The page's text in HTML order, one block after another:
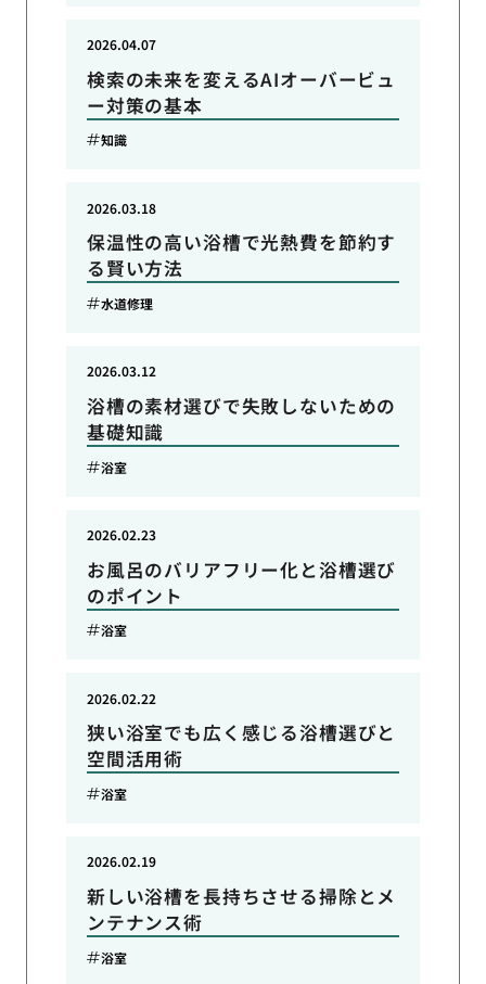
検索の未来を変えるAIオーバービュ
ー対策の基本
2026.04.07
知識
保温性の高い浴槽で光熱費を節約す
る賢い方法
2026.03.18
水道修理
浴槽の素材選びで失敗しないための
基礎知識
2026.03.12
浴室
お風呂のバリアフリー化と浴槽選び
のポイント
2026.02.23
浴室
狭い浴室でも広く感じる浴槽選びと
空間活用術
2026.02.22
浴室
新しい浴槽を長持ちさせる掃除とメ
ンテナンス術
2026.02.19
浴室